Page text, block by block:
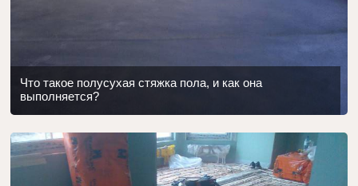
Что такое полусухая стяжка пола, и как она
выполняется?